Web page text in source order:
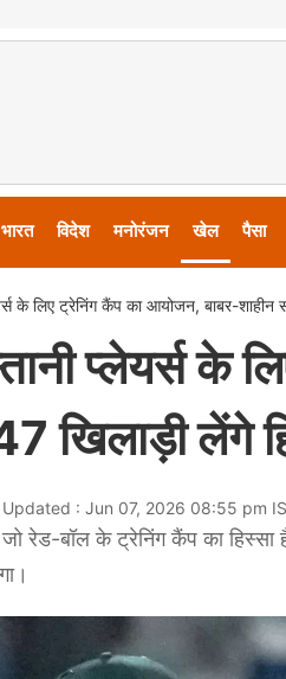
भारत विदेश मनोरंजन खेल पैसा
के लिए ट्रेनिंग कैंप का आयोजन, बाबर-
प्लेयर्स के
खिलाड़ी लेंगे
: Jun 07, 2026 08:55 pm
रेड-बॉल के ट्रेनिंग कैंप का